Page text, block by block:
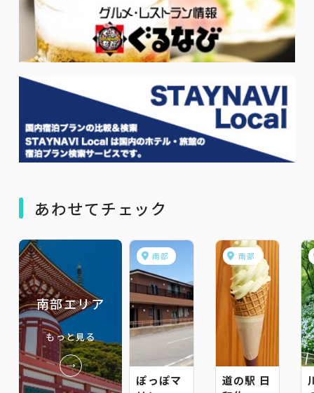
あわせてチェック
南部エリア
もっと見る
南部
ぽっぽマ
南部
道の駅 日